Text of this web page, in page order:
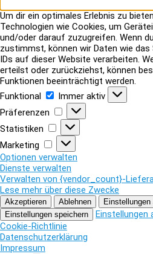
Um dir ein optimales Erlebnis zu
Technologien wie Cookies, um
und/oder darauf zuzugreifen. Wenn
zustimmst, können wir Daten wie
IDs auf dieser Website verarbeiten.
erteilst oder zurückziehst, können
Funktionen beeinträchtigt werden.
Funktional
Funktional
Immer aktiv
Präferenzen
Präferenzen
Statistiken
Statistiken
Marketing
Marketing
Optionen verwalten
Dienste verwalten
Verwalten von {vendor_count}-
Lese mehr über diese Zwecke
Akzeptieren Ablehnen
Einstellungen
Einstellungen speichern
Einstellungen
Cookie-Richtlinie
Datenschutzerklärung
Impressum